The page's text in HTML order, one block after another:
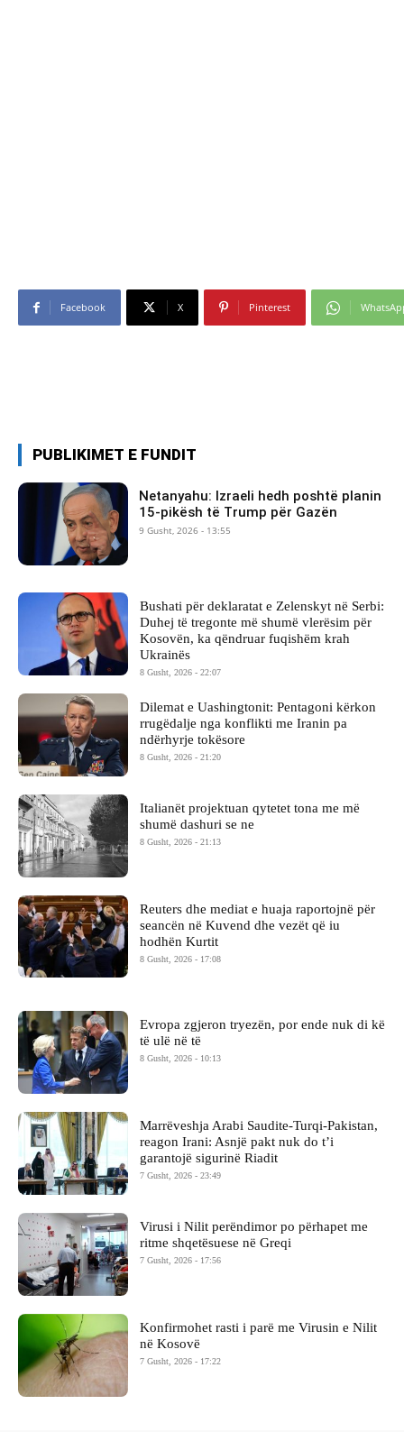
Facebook X Pinterest
PUBLIKIMET E FUNDIT
Netanyahu: Izraeli hedh poshtë planin
15-pikësh të Trump për Gazën
9 Gusht, 2026 - 13:55
Bushati për deklaratat e Zelenskyt në Serbi:
Duhej të tregonte më shumë vlerësim për
Kosovën, ka qëndruar fuqishëm krah
Ukrainës
8 Gusht, 2026 - 22:07
Dilemat e Uashingtonit: Pentagoni kërkon
rrugëdalje nga konflikti me Iranin pa
ndërhyrje tokësore
8 Gusht, 2026 - 21:20
Italianët projektuan qytetet tona me më
shumë dashuri se ne
8 Gusht, 2026 - 21:13
Reuters dhe mediat e huaja raportojnë për
seancën në Kuvend dhe vezët që iu
hodhën Kurtit
8 Gusht, 2026 - 17:08
Evropa zgjeron tryezën, por ende nuk di kë
të ulë në të
8 Gusht, 2026 - 10:13
Marrëveshja Arabi Saudite-Turqi-Pakistan,
reagon Irani: Asnjë pakt nuk do t’i
garantojë sigurinë Riadit
7 Gusht, 2026 - 23:49
Virusi i Nilit perëndimor po përhapet me
ritme shqetësuese në Greqi
7 Gusht, 2026 - 17:56
Konfirmohet rasti i parë me Virusin e Nilit
në Kosovë
7 Gusht, 2026 - 17:22